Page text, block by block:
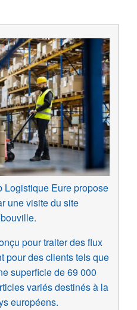
Logistique Eure propose
une visite du site
pour traiter des flux
pour des clients tels que
superficie de 69 000
variés destinés à la
européens.